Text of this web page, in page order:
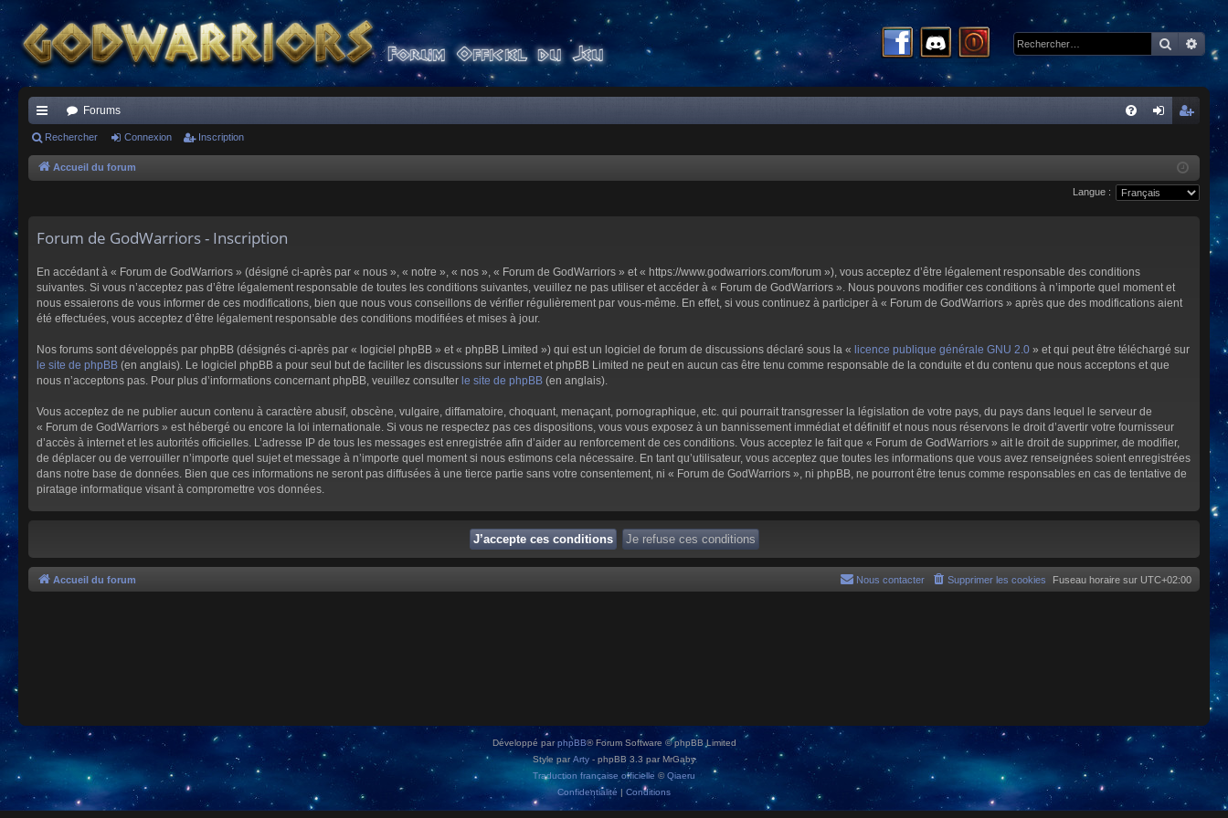
ac
co
s
Forums
xi
cri
pti
Rechercher Connexion Inscription
Accueil du forum
Langue :
Forum de GodWarriors - Inscription
En accédant à « Forum de GodWarriors » (désigné ci-après par « nous », « notre », « nos », « Forum de GodWarriors » et « https://www.godwarriors.com/forum »), vous acceptez d’être légalement responsable des conditions
suivantes. Si vous n’acceptez pas d’être légalement responsable de toutes les conditions suivantes, veuillez ne pas utiliser et accéder à « Forum de GodWarriors ». Nous pouvons modifier ces conditions à n’importe quel moment et
nous essaierons de vous informer de ces modifications, bien que nous vous conseillons de vérifier régulièrement par vous-même. En effet, si vous continuez à participer à « Forum de GodWarriors » après que des modifications aient
été effectuées, vous acceptez d’être légalement responsable des conditions modifiées et mises à jour.
Nos forums sont développés par phpBB (désignés ci-après par « logiciel phpBB » et « phpBB Limited ») qui est un logiciel de forum de discussions déclaré sous la « licence publique générale GNU 2.0 » et qui peut être téléchargé sur
le site de phpBB (en anglais). Le logiciel phpBB a pour seul but de faciliter les discussions sur internet et phpBB Limited ne peut en aucun cas être tenu comme responsable de la conduite et du contenu que nous acceptons et que
nous n’acceptons pas. Pour plus d’informations concernant phpBB, veuillez consulter le site de phpBB (en anglais).
Vous acceptez de ne publier aucun contenu à caractère abusif, obscène, vulgaire, diffamatoire, choquant, menaçant, pornographique, etc. qui pourrait transgresser la législation de votre pays, du pays dans lequel le serveur de
« Forum de GodWarriors » est hébergé ou encore la loi internationale. Si vous ne respectez pas ces dispositions, vous vous exposez à un bannissement immédiat et définitif et nous nous réservons le droit d’avertir votre fournisseur
d’accès à internet et les autorités officielles. L’adresse IP de tous les messages est enregistrée afin d’aider au renforcement de ces conditions. Vous acceptez le fait que « Forum de GodWarriors » ait le droit de supprimer, de modifier,
de déplacer ou de verrouiller n’importe quel sujet et message à n’importe quel moment si nous estimons cela nécessaire. En tant qu’utilisateur, vous acceptez que toutes les informations que vous avez renseignées soient enregistrées
dans notre base de données. Bien que ces informations ne seront pas diffusées à une tierce partie sans votre consentement, ni « Forum de GodWarriors », ni phpBB, ne pourront être tenus comme responsables en cas de tentative de
piratage informatique visant à compromettre vos données.
Accueil du forum Fuseau horaire sur UTC+02:00
Supprimer les cookies
Nous contacter
Développé parphpBB® Forum Software © phpBB Limited
Style par Arty - phpBB 3.3 par MrGaby
Traduction française officielle ©Qiaeru
Confidentialité | Conditions